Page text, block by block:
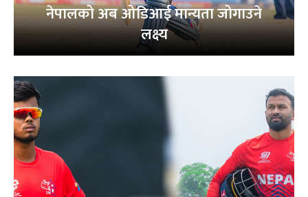
नेपालको अब ओडिआई मान्यता जोगाउने
लक्ष्य